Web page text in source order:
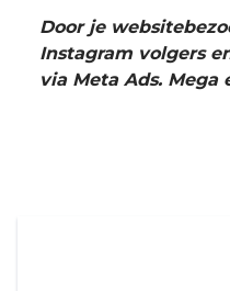
Door je
Instagram volgers
via Meta Ads. Mega